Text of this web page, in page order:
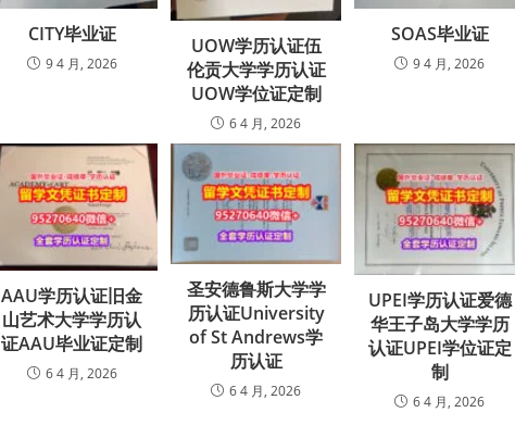
CITY毕业证
9 4 月, 2026
UOW学历认证伍
伦贡大学学历认证
UOW学位证定制
6 4 月, 2026
SOAS毕业证
9 4 月, 2026
AAU学历认证旧金
山艺术大学学历认
证AAU毕业证定制
6 4 月, 2026
圣安德鲁斯大学学
历认证University
of St Andrews学
历认证
6 4 月, 2026
UPEI学历认证爱德
华王子岛大学学历
认证UPEI学位证定
制
6 4 月, 2026